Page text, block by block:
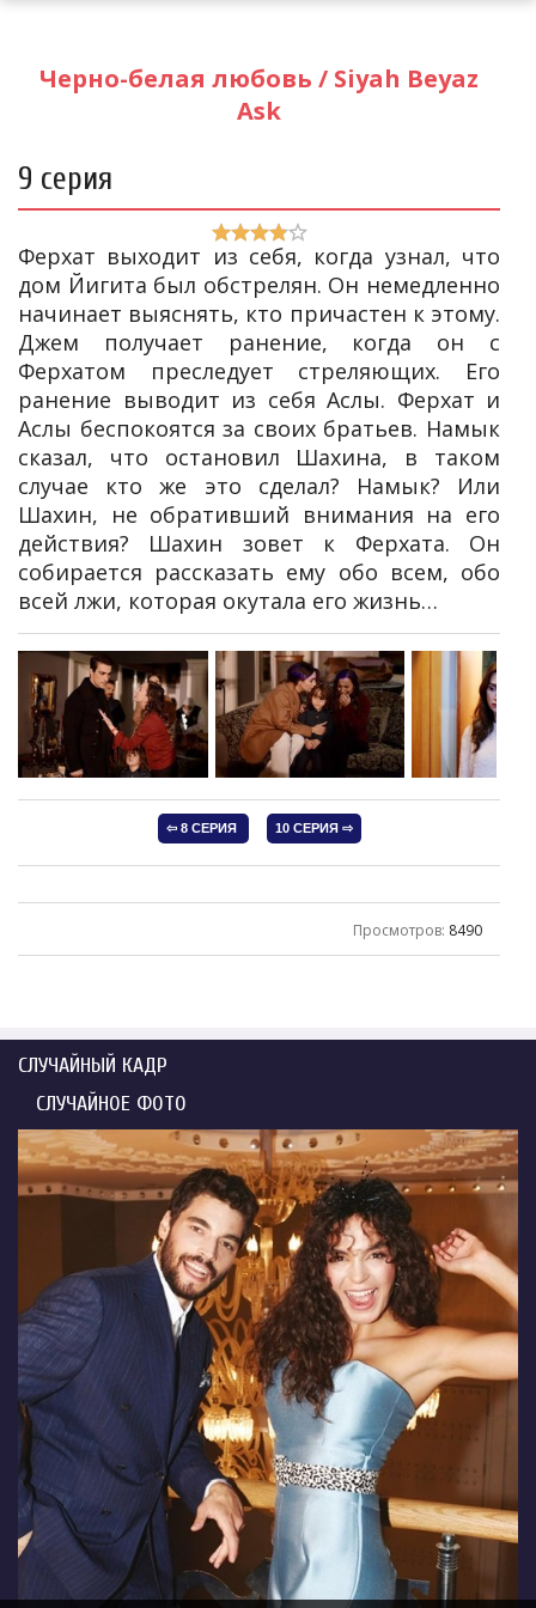
Черно-белая любовь / Siyah Beyaz
Ask
9 серия
Ферхат выходит из себя, когда узнал, что
дом Йигита был обстрелян. Он немедленно
начинает выяснять, кто причастен к этому.
Джем получает ранение, когда он с
Ферхатом преследует стреляющих. Его
ранение выводит из себя Аслы. Ферхат и
Аслы беспокоятся за своих братьев. Намык
сказал, что остановил Шахина, в таком
случае кто же это сделал? Намык? Или
Шахин, не обративший внимания на его
действия? Шахин зовет к Ферхата. Он
собирается рассказать ему обо всем, обо
всей лжи, которая окутала его жизнь…
Просмотров: 8490
СЛУЧАЙНЫЙ КАДР
СЛУЧАЙНОЕ ФОТО